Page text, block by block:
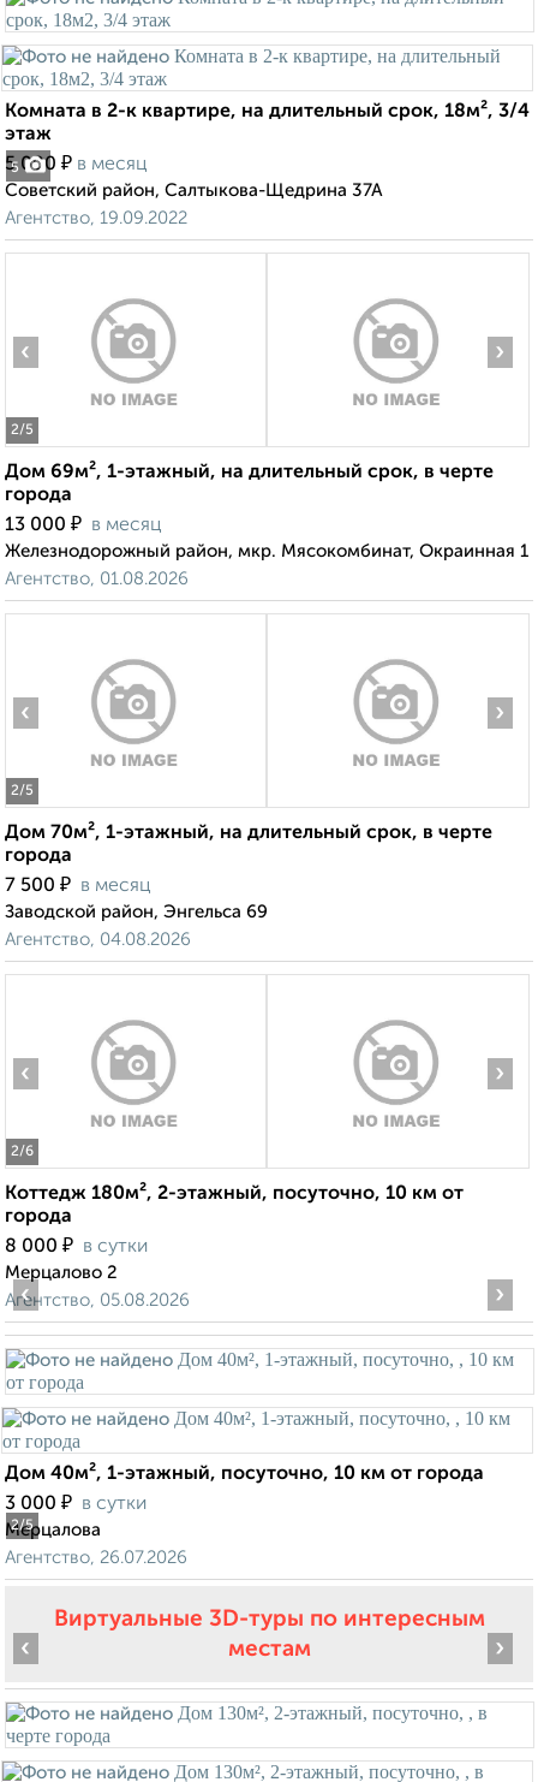
5
Комната в 2-к квартире, на длительный срок, 18м², 3/4
этаж
5 000 ₽ в месяц
Советский район, Салтыкова-Щедрина 37А
Агентство, 19.09.2022
2/5
‹ ›
Дом 69м², 1-этажный, на длительный срок, в черте
города
13 000 ₽ в месяц
Железнодорожный район, мкр. Мясокомбинат, Окраинная 1
Агентство, 01.08.2026
2/5
‹ ›
Дом 70м², 1-этажный, на длительный срок, в черте
города
7 500 ₽ в месяц
Заводской район, Энгельса 69
Агентство, 04.08.2026
2/6
‹ ›
Коттедж 180м², 2-этажный, посуточно, 10 км от
города
8 000 ₽ в сутки
Мерцалово 2
Агентство, 05.08.2026
2/5
‹ ›
Дом 40м², 1-этажный, посуточно, 10 км от города
3 000 ₽ в сутки
Мерцалова
Агентство, 26.07.2026
Виртуальные 3D-туры по интересным
местам
‹ ›